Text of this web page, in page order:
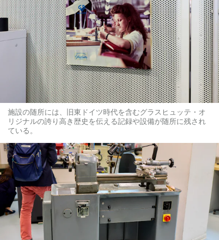
施設の随所には、旧東ドイツ時代を含むグラスヒュッテ・オ
リジナルの誇り高き歴史を伝える記録や設備が随所に残され
ている。